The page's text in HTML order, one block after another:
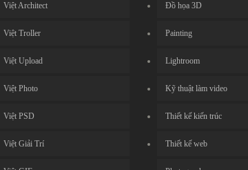
Việt Architect
Việt Troller
Việt Upload
Việt Photo
Việt PSD
Việt Giải Trí
Đồ họa 3D
Painting
Lightroom
Kỹ thuật làm video
Thiết kế kiến trúc
Thiết kế web